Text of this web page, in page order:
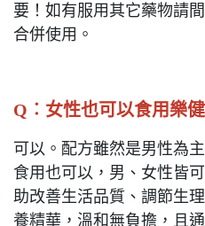
要！如有服用其它藥物請
合併使用。
Q︰ 女性也可以食用樂
可以。配方雖然是男性為
食用也可以，男、女性皆
助改善生活品質、調節生
養精華，溫和無負擔，且